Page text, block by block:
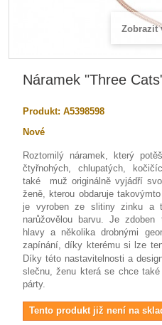
Zobrazit
Náramek "Three
Produkt: A5398598
Nové
Roztomilý náramek, který
čtyřnohých, chlupatých,
také muž originálně vyjádří
ženě, kterou obdaruje
je vyroben ze slitiny zinku a
narůžovělou barvu. Je
hlavy a několika drobnými
zapínání, díky kterému si lze
Díky této nastavitelnosti a
slečnu, ženu která se chce
párty.
Tento produkt již není na